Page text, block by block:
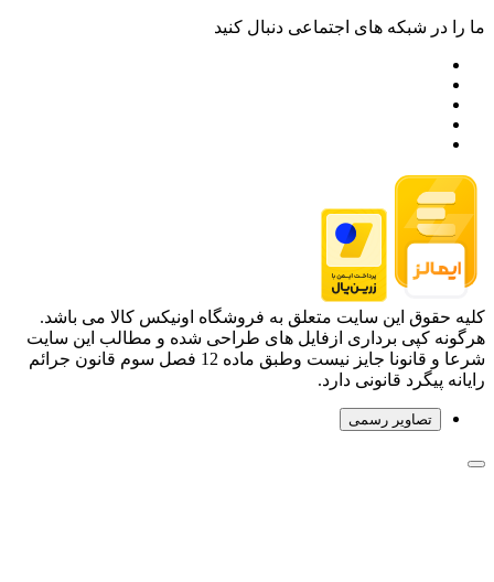
ما را در شبکه های اجتماعی دنبال کنید
کلیه حقوق این سایت متعلق به فروشگاه اونیکس کالا می باشد.
هرگونه کپی برداری ازفایل های طراحی شده و مطالب این سایت
شرعا و قانونا جایز نیست وطبق ماده 12 فصل سوم قانون جرائم
رایانه پیگرد قانونی دارد.
تصاویر رسمی